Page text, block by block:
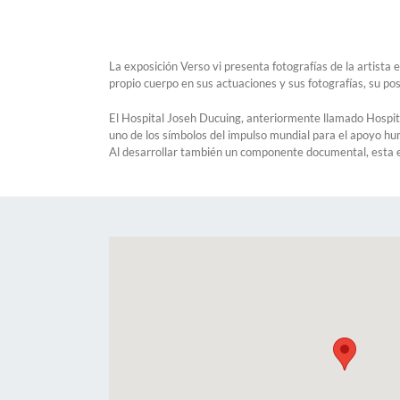
La exposición Verso vi presenta fotografías de la artista
propio cuerpo en sus actuaciones y sus fotografías, su
El Hospital Joseh Ducuing, anteriormente llamado
uno de los símbolos del impulso mundial para el apoyo
Al desarrollar también un componente documental,